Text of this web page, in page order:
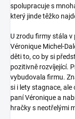
spolupracuje s
který jinde těžko
U zrodu firmy stála
Véronique Michel-
děti to, co by si
pozitivně rozvíjející.
vybudovala firmu.
si i lety stagnace,
paní Véronique a
hračky s neotřelými